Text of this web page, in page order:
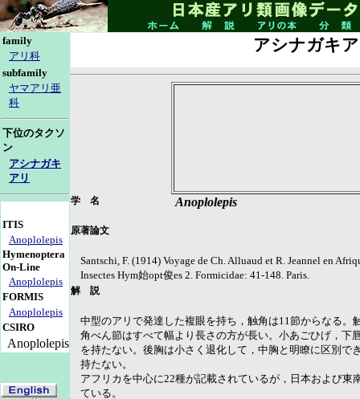
family
アリ科
subfamily
ヤマアリ亜
科
下位のタクソ
ン
アシナガキ
アリ
ITIS
Anoplolepis
Hymenoptera
On-Line
Anoplolepis
FORMIS
Anoplolepis
CSIRO
Anoplolepis
アシナガキ
学 名 Anoplolepis
原著論文
Santschi, F. (1914) Voyage de Ch. Alluaud et R. Jeannel en
Insectes Hym始opt俊es 2. Formicidae: 41-148. Paris.
解 説
中型のアリで発達した複眼を持ち，触角は11節からなる
角べん節はすべて幅より長さの方が長い。小あごひげ，下
を持たない。後胸は小さく退化して，中胸と明瞭に区別で
持たない。
アフリカを中心に22種が記載されているが，日本および
ている。